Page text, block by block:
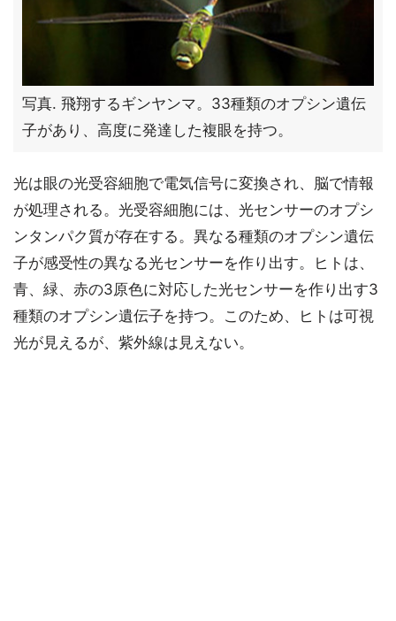
写真. 飛翔するギンヤンマ。33種類のオプシン遺伝
子があり、高度に発達した複眼を持つ。
光は眼の光受容細胞で電気信号に変換され、脳で情報
が処理される。光受容細胞には、光センサーのオプシ
ンタンパク質が存在する。異なる種類のオプシン遺伝
子が感受性の異なる光センサーを作り出す。ヒトは、
青、緑、赤の3原色に対応した光センサーを作り出す3
種類のオプシン遺伝子を持つ。このため、ヒトは可視
光が見えるが、紫外線は見えない。